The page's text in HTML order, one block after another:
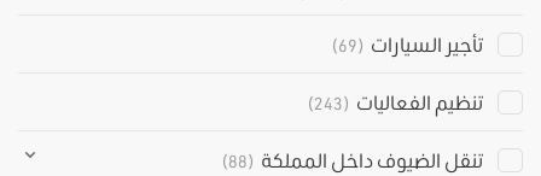
تأجير السيارات (69)
تنظيم الفعاليات (243)
تنقل الضيوف داخل المملكة (88)